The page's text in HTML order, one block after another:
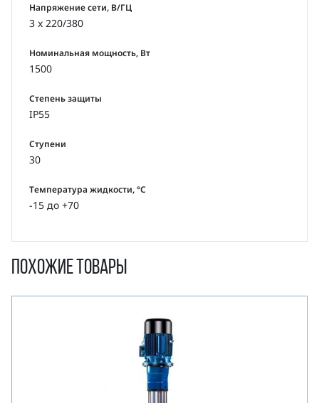
Напряжение сети, В/ГЦ
3 x 220/380
Номинальная мощность, Вт
1500
Степень защиты
IP55
Ступени
30
Температура жидкости, °С
-15 до +70
Похожие товары